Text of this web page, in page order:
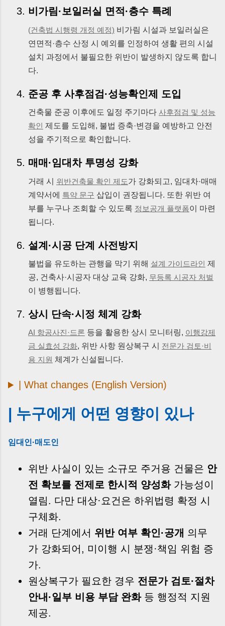
비가림·보일러실 면적·층수 특례
(건축법 시행령 개정 예정) 비가림 시설과 보일러실은
연면적·층수 산정 시 예외를 인정하여 생활 편의 시설
설치 과정에서 불필요한 위반이 발생하지 않도록 합니
다.
준공 후 사후점검·성능확인제 도입
건축물 준공 이후에도 일정 주기마다 사후점검 및 성능
확인
제도를 도입해, 불법 증축·변경을 예방하고 안전
성을 주기적으로 확인합니다.
매매·임대차 투명성 강화
거래 시 위반건축물 확인 제도가 강화되고, 임대차·매매
계약서에 특약 문구 삽입이 권장됩니다. 또한 위반 여
부를 누구나 조회할 수 있도록 정보공개 플랫폼이 마련
됩니다.
설계·시공 단계 사전방지
불법을 유도하는 관행을 막기 위해 설계 가이드라인
제
공, 건축사·시공자 대상 교육 강화, 무등록 시공자 처벌
이 병행됩니다.
상시 단속·시정 체계 강화
AI 항공사진·드론 등을 활용한 상시 모니터링, 이행강제
금 실효성 강화, 위반 사항 원상복구 시 전문가 검토·비
용 지원 체계가 신설됩니다.
| What changes (English Version)
| 누구에게 어떤 영향이 있나
임대인·매도인
위반 사실이 있는 소규모 주거용 건물은 안
전 확보를 전제로 한시적 양성화가능성이
열림. 다만 대상·요건은 하위법령 확정 시
구체화.
거래 단계에서 위반 여부 확인·공개 의무
가 강화되어, 미이행 시 분쟁·책임 위험 증
가.
원상복구가 필요한 경우 전문가 검토·절차
안내·일부 비용 부담 완화등 행정적 지원
제공.